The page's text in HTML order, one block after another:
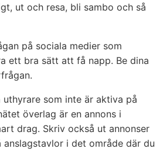
ut och resa, bli sambo och så
på sociala medier som
ett bra sätt att få napp. Be dina
som inte är aktiva på
överlag är en annons i
drag. Skriv också ut annonser
i det område där du